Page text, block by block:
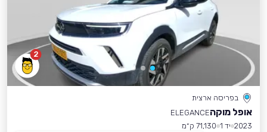
2
בפריסה ארצית
אופל מוקהELEGANCE
2023 יד 1
71,130 ק״מ